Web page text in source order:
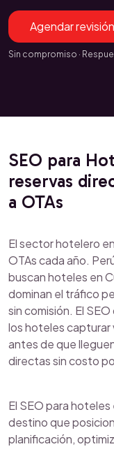
Agendar revisión
Sin compromiso ·
SEO para
reservas
a OTAs
El sector hotelero
OTAs cada año.
buscan hoteles en
dominan el tráfico
sin comisión. El
los hoteles capturar
antes de que
directas sin costo
El SEO para
destino que
planificación,